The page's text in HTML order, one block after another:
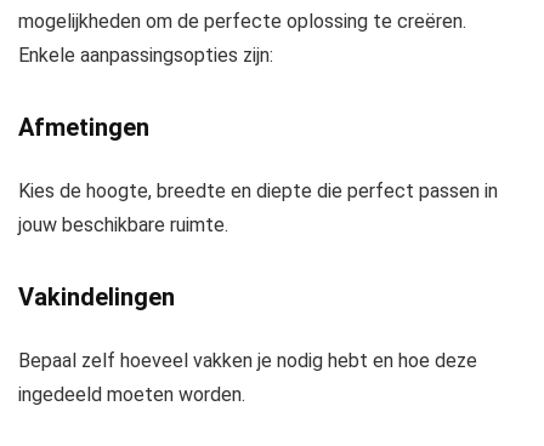
mogelijkheden om de perfecte oplossing te creëren.
Enkele aanpassingsopties zijn:
Afmetingen
Kies de hoogte, breedte en diepte die perfect passen in
jouw beschikbare ruimte.
Vakindelingen
Bepaal zelf hoeveel vakken je nodig hebt en hoe deze
ingedeeld moeten worden.